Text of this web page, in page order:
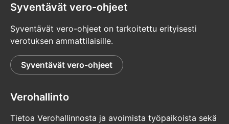
Syventävät vero-ohjeet
Syventävät vero-ohjeet on tarkoitettu erityisesti
verotuksen ammattilaisille.
Syventävät vero-ohjeet
Verohallinto
Tietoa Verohallinnosta ja avoimista työpaikoista sekä